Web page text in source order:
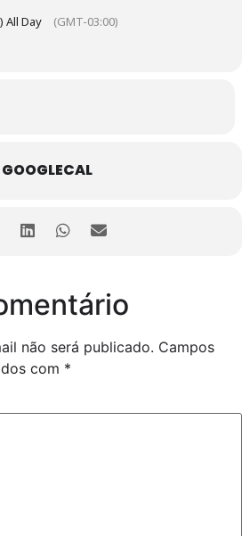
All Day (GMT-03:00)
GOOGLECAL
não será publicado. Campos
com *